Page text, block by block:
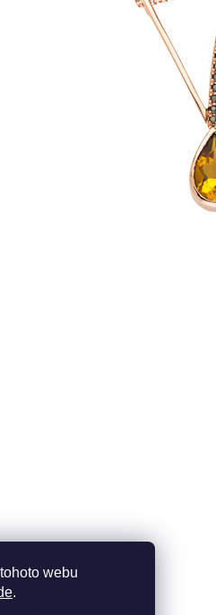
webu
.
modré topazy Swiss s
elegancí nebo
původu se jednotlivé
jejich pravá hodnota.